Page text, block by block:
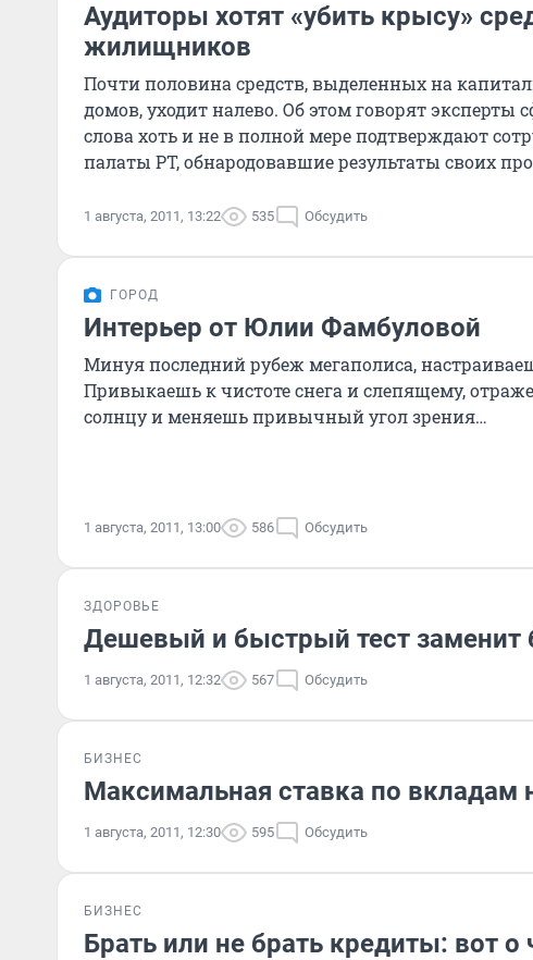
Аудиторы хотят «убить крысу»
жилищников
Почти половина средств, выделенных на
домов, уходит налево. Об этом говорят
слова хоть и не в полной мере подтверждают
палаты РТ, обнародовавшие результаты своих
1 августа, 2011, 13:22 535 Обсудить
ГОРОД
Интерьер от Юлии Фамбуловой
Минуя последний рубеж мегаполиса,
Привыкаешь к чистоте снега и слепящему,
солнцу и меняешь привычный угол зрения…
1 августа, 2011, 13:00 586 Обсудить
ЗДОРОВЬЕ
Дешевый и быстрый тест заменит
1 августа, 2011, 12:32 567 Обсудить
БИЗНЕС
Максимальная ставка по вкладам
1 августа, 2011, 12:30 595 Обсудить
БИЗНЕС
Брать или не брать кредиты: вот о